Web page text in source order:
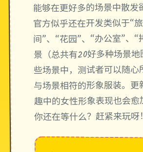
能够在更好多的场景中散发
官方似乎还在开发类似于“
间”、“花园”、“办公室”、“
景（总共有20好多种场景
些场景中，测试者可以随心
与场景相符的形象服装。更
趣中的女性形象表现也会愈
你还在等什么？赶紧来玩呀！